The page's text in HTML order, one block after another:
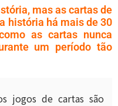
mas as cartas de
história há mais de 30
as cartas nunca
um período tão
jogos de cartas são